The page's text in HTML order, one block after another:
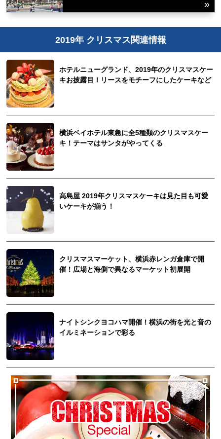
2019年 クリスマス関連情報
ホテルニューグランド、2019年のクリスマスケー
キお披露目！リースをモチーフにしたケーキなど
横浜ベイホテル東急に全5種類のクリスマスケー
キ！テーマはサンタがやってくる
高島屋 2019年クリスマスケーキは見た目も可愛
いケーキが揃う！
クリスマスマーケット、横浜赤レンガ倉庫で開
催！広場と海側で異なるマーケット初展開
ナイトシンクヨコハマ開催！横浜の街を光と音の
イルミネーションで彩る